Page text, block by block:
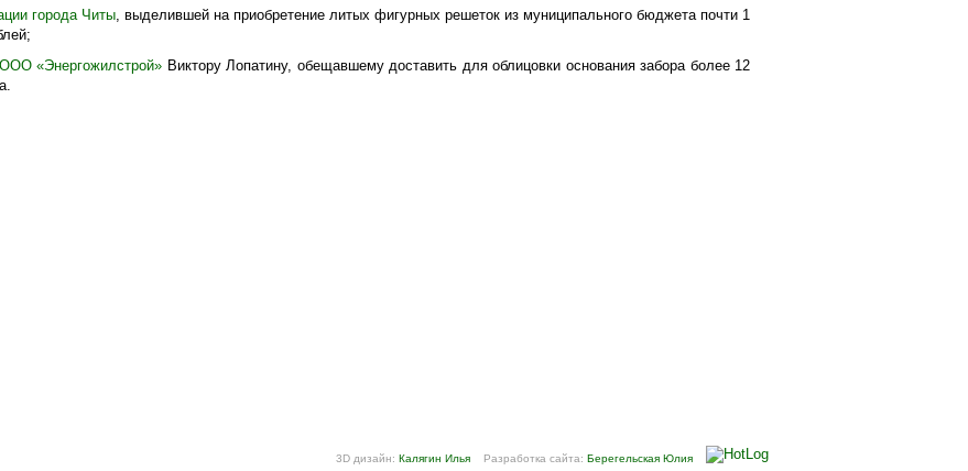
города Читы, выделившей на приобретение литых фигурных решеток из муниципального бюджета почти 1
ООО «Энергожилстрой» Виктору Лопатину, обещавшему доставить для облицовки основания забора более 12
3D дизайн: Калягин Илья Разработка сайта: Берегельская Юлия